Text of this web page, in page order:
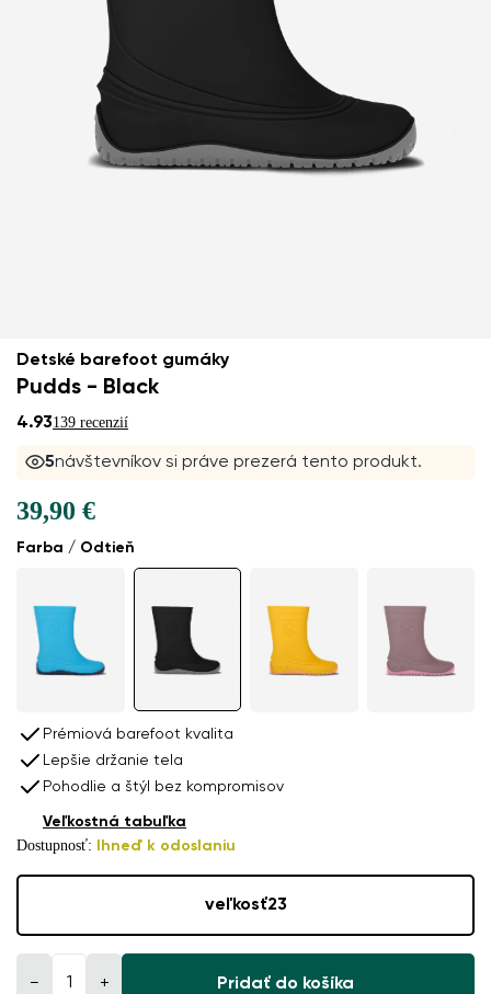
Detské barefoot gumáky
Pudds - Black
4.93139 recenzií
5návštevníkov si práve prezerá tento produkt.
Farba / Odtieň
39,90 €
Prémiová barefoot kvalita
Lepšie držanie tela
Pohodlie a štýl bez kompromisov
Dostupnosť: Ihneď k odoslaniu
Veľkostná tabuľka
veľkosť23
− + Pridať do košíka